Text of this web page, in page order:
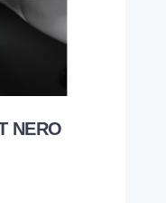
NERO